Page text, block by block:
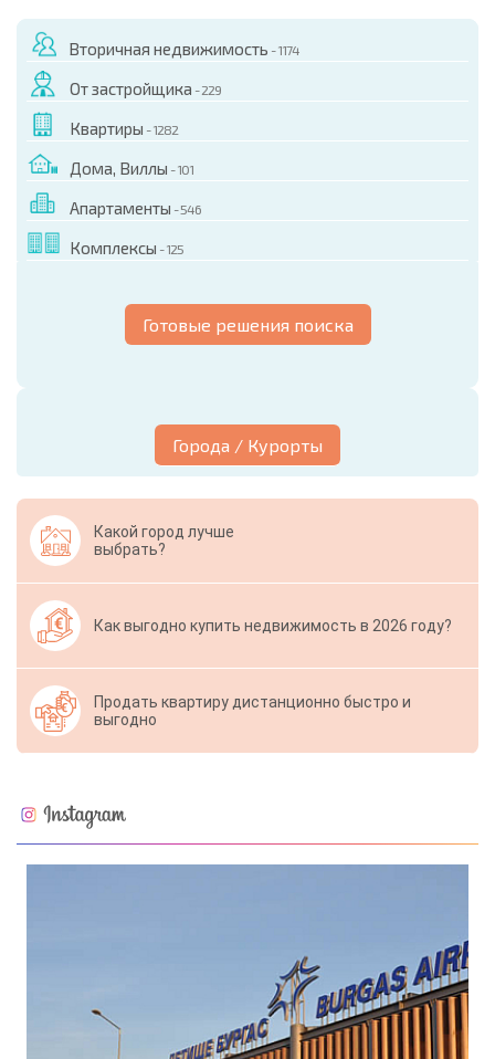
Вторичная недвижимость - 1174
От застройщика - 229
Квартиры - 1282
Дома, Виллы - 101
Апартаменты - 546
Комплексы - 125
Готовые решения поиска
Города / Курорты
Какой город лучше
выбрать?
Как выгодно купить недвижимость в 2026 году?
Продать квартиру дистанционно быстро и
выгодно